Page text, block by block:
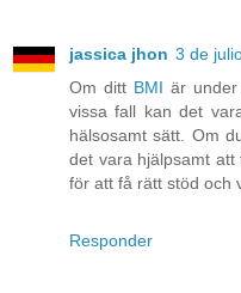
jassica jhon 3 de
Om ditt BMI är
vissa fall kan det
hälsosamt sätt. Om
det vara hjälpsamt
för att få rätt stöd och
Responder